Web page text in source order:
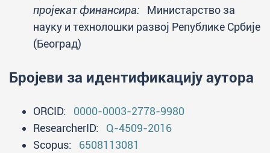
пројекат финансира: Министарство за
науку и технолошки развој Републике Србије
(Београд)
Бројеви за идентификацију аутора
ORCID: 0000-0003-2778-9980
ResearcherID: Q-4509-2016
Scopus: 6508113081